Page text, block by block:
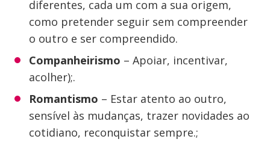
diferentes, cada um com a sua origem,
como pretender seguir sem compreender
o outro e ser compreendido.
Companheirismo – Apoiar, incentivar,
acolher);.
Romantismo – Estar atento ao outro,
sensível às mudanças, trazer novidades ao
cotidiano, reconquistar sempre.;